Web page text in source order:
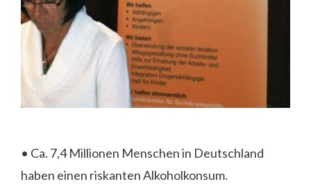
• Ca. 7,4 Millionen Menschen in Deutschland
haben einen riskanten Alkoholkonsum.